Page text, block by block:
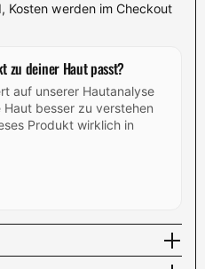
Kosten werden im Checkout
zu deiner Haut passt?
auf unserer Hautanalyse
besser zu verstehen
Produkt wirklich in